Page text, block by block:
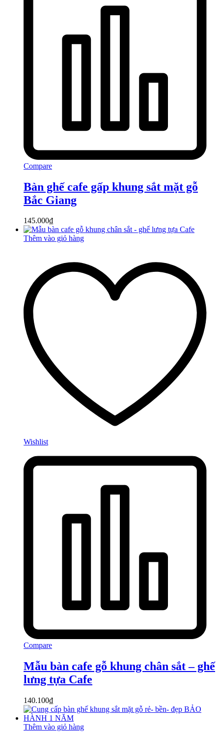
Compare
Bàn ghế cafe gấp khung sắt mặt gỗ
Bắc Giang
145.000₫
Thêm vào giỏ hàng
Wishlist
Compare
Mẫu bàn cafe gỗ khung chân sắt – ghế
lưng tựa Cafe
140.100₫
Thêm vào giỏ hàng